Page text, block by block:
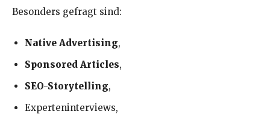
Besonders gefragt sind:
Native Advertising,
Sponsored Articles,
SEO-Storytelling,
Experteninterviews,